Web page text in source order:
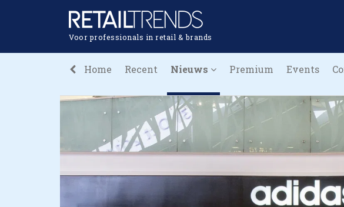
Voor professionals in retail & brands
Home Recent Nieuws Premium Events